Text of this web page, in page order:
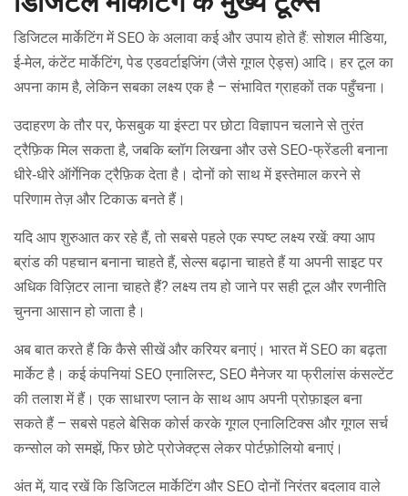
डिजिटल मार्केटिंग में SEO के अलावा कई और उपाय होते हैं: सोशल मीडिया,
ई‑मेल, कंटेंट मार्केटिंग, पेड एडवर्टाइजिंग (जैसे गूगल ऐड्स) आदि। हर टूल का
अपना काम है, लेकिन सबका लक्ष्य एक है – संभावित ग्राहकों तक पहुँचना।
उदाहरण के तौर पर, फेसबुक या इंस्टा पर छोटा विज्ञापन चलाने से तुरंत
ट्रैफ़िक मिल सकता है, जबकि ब्लॉग लिखना और उसे SEO-फ्रेंडली बनाना
धीरे‑धीरे ऑर्गेनिक ट्रैफ़िक देता है। दोनों को साथ में इस्तेमाल करने से
परिणाम तेज़ और टिकाऊ बनते हैं।
यदि आप शुरुआत कर रहे हैं, तो सबसे पहले एक स्पष्ट लक्ष्य रखें: क्या आप
ब्रांड की पहचान बनाना चाहते हैं, सेल्स बढ़ाना चाहते हैं या अपनी साइट पर
अधिक विज़िटर लाना चाहते हैं? लक्ष्य तय हो जाने पर सही टूल और रणनीति
चुनना आसान हो जाता है।
अब बात करते हैं कि कैसे सीखें और करियर बनाएं। भारत में SEO का बढ़ता
मार्केट है। कई कंपनियां SEO एनालिस्ट, SEO मैनेजर या फ्रीलांस कंसल्टेंट
की तलाश में हैं। एक साधारण प्लान के साथ आप अपनी प्रोफ़ाइल बना
सकते हैं – सबसे पहले बेसिक कोर्स करके गूगल एनालिटिक्स और गूगल सर्च
कन्सोल को समझें, फिर छोटे प्रोजेक्ट्स लेकर पोर्टफ़ोलियो बनाएं।
अंत में, याद रखें कि डिजिटल मार्केटिंग और SEO दोनों निरंतर बदलाव वाले